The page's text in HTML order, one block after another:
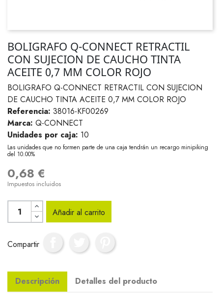
BOLIGRAFO Q-CONNECT RETRACTIL
CON SUJECION DE CAUCHO TINTA
ACEITE 0,7 MM COLOR ROJO
BOLIGRAFO Q-CONNECT RETRACTIL CON SUJECION
DE CAUCHO TINTA ACEITE 0,7 MM COLOR ROJO
Referencia: 38016-KF00269
Marca: Q-CONNECT
Unidades por caja: 10
Las unidades que no formen parte de una caja tendrán un recargo minipiking
del 10.00%
0,68 €
Impuestos incluidos
Añadir al carrito
Compartir
Descripción Detalles del producto